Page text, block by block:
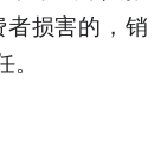
损害的，销